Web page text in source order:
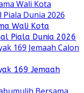
Wali Kota
Piala Dunia 2026
169 Jemaah